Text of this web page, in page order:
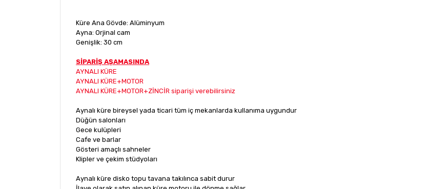
Küre Ana Gövde: Alüminyum
Ayna: Orjinal cam
Genişlik: 30 cm
SİPARİŞ AŞAMASINDA
AYNALI KÜRE
AYNALI KÜRE+MOTOR
AYNALI KÜRE+MOTOR+ZİNCİR siparişi verebilirsiniz
Aynalı küre bireysel yada ticari tüm iç mekanlarda kullanıma uygundur
Düğün salonları
Gece kulüpleri
Cafe ve barlar
Gösteri amaçlı sahneler
Klipler ve çekim stüdyoları
Aynalı küre disko topu tavana takılınca sabit durur